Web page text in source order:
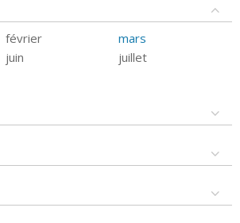
février
mars
juin
juillet